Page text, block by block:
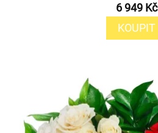
6 949 Kč
KOUPIT